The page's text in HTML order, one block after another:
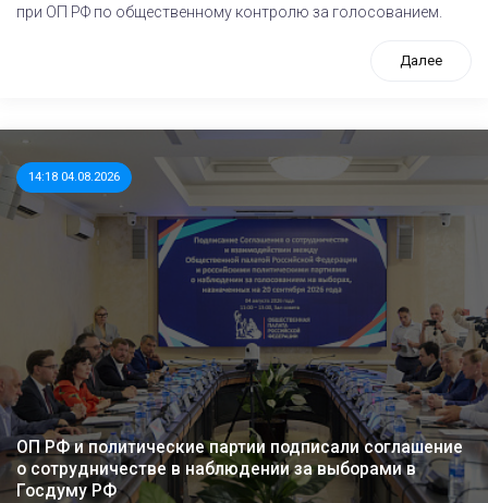
при ОП РФ по общественному контролю за голосованием.
Далее
14:18 04.08.2026
ОП РФ и политические партии подписали соглашение
о сотрудничестве в наблюдении за выборами в
Госдуму РФ